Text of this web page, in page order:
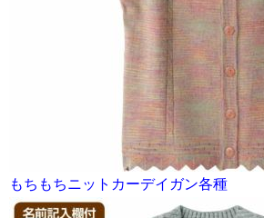
もちもちニットカーデイガン各種